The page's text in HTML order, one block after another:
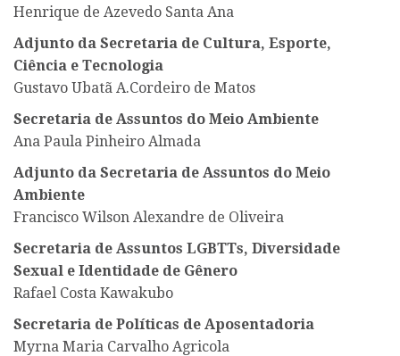
Henrique de Azevedo Santa Ana
Adjunto da Secretaria de Cultura, Esporte,
Ciência e Tecnologia
Gustavo Ubatã A.Cordeiro de Matos
Secretaria de Assuntos do Meio Ambiente
Ana Paula Pinheiro Almada
Adjunto da Secretaria de Assuntos do Meio
Ambiente
Francisco Wilson Alexandre de Oliveira
Secretaria de Assuntos LGBTTs, Diversidade
Sexual e Identidade de Gênero
Rafael Costa Kawakubo
Secretaria de Políticas de Aposentadoria
Myrna Maria Carvalho Agricola